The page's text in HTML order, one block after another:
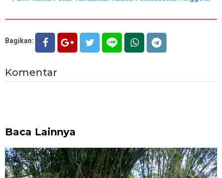
Bagikan:
Komentar
Baca Lainnya